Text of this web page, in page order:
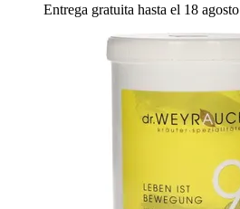
Entrega gratuita hasta el 18 agosto